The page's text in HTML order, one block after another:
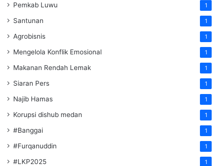
Pemkab Luwu 1
Santunan 1
Agrobisnis 1
Mengelola Konflik Emosional 1
Makanan Rendah Lemak 1
Siaran Pers 1
Najib Hamas 1
Korupsi dishub medan 1
#Banggai 1
#Furqanuddin 1
#LKP2025 1